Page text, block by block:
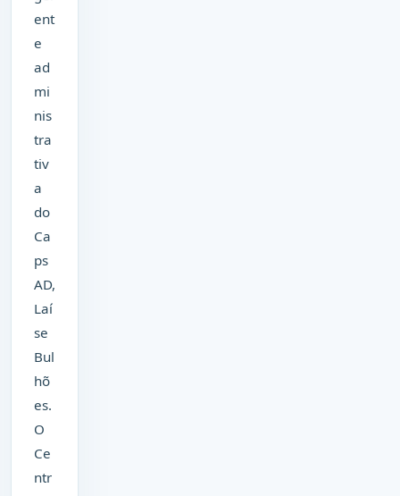
ent
e
ad
mi
nis
tra
tiv
a
do
Ca
ps
AD,
Laí
se
Bul
hõ
es.
O
Ce
ntr